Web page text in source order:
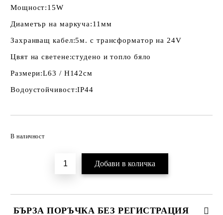
Мощност:15W
Диаметър на маркуча:11мм
Захранващ кабел:5м. с трансформатор на 24V
Цвят на светене:студено и топло бяло
Размери:L63 / H142см
Водоустойчивост:IP44
В наличност
БЪРЗА ПОРЪЧКА БЕЗ РЕГИСТРАЦИЯ